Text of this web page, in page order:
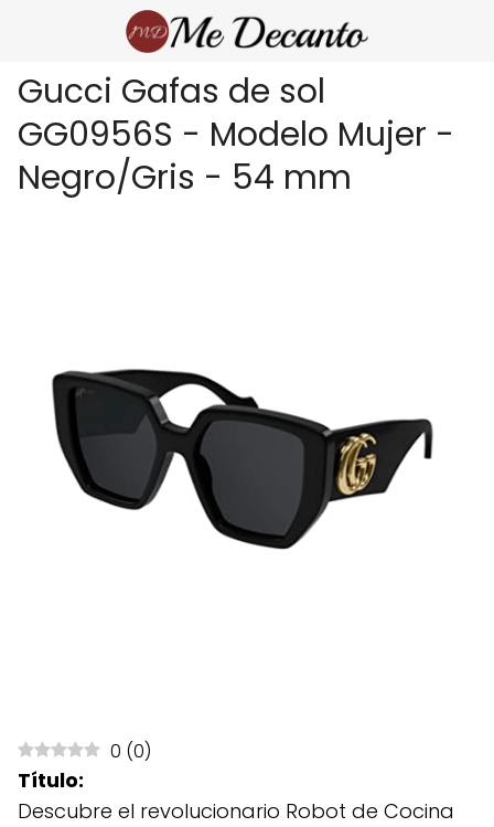
Gucci Gafas de sol
GG0956S - Modelo Mujer -
Negro/Gris - 54 mm
0 (0)
Título:
Descubre el revolucionario Robot de Cocina